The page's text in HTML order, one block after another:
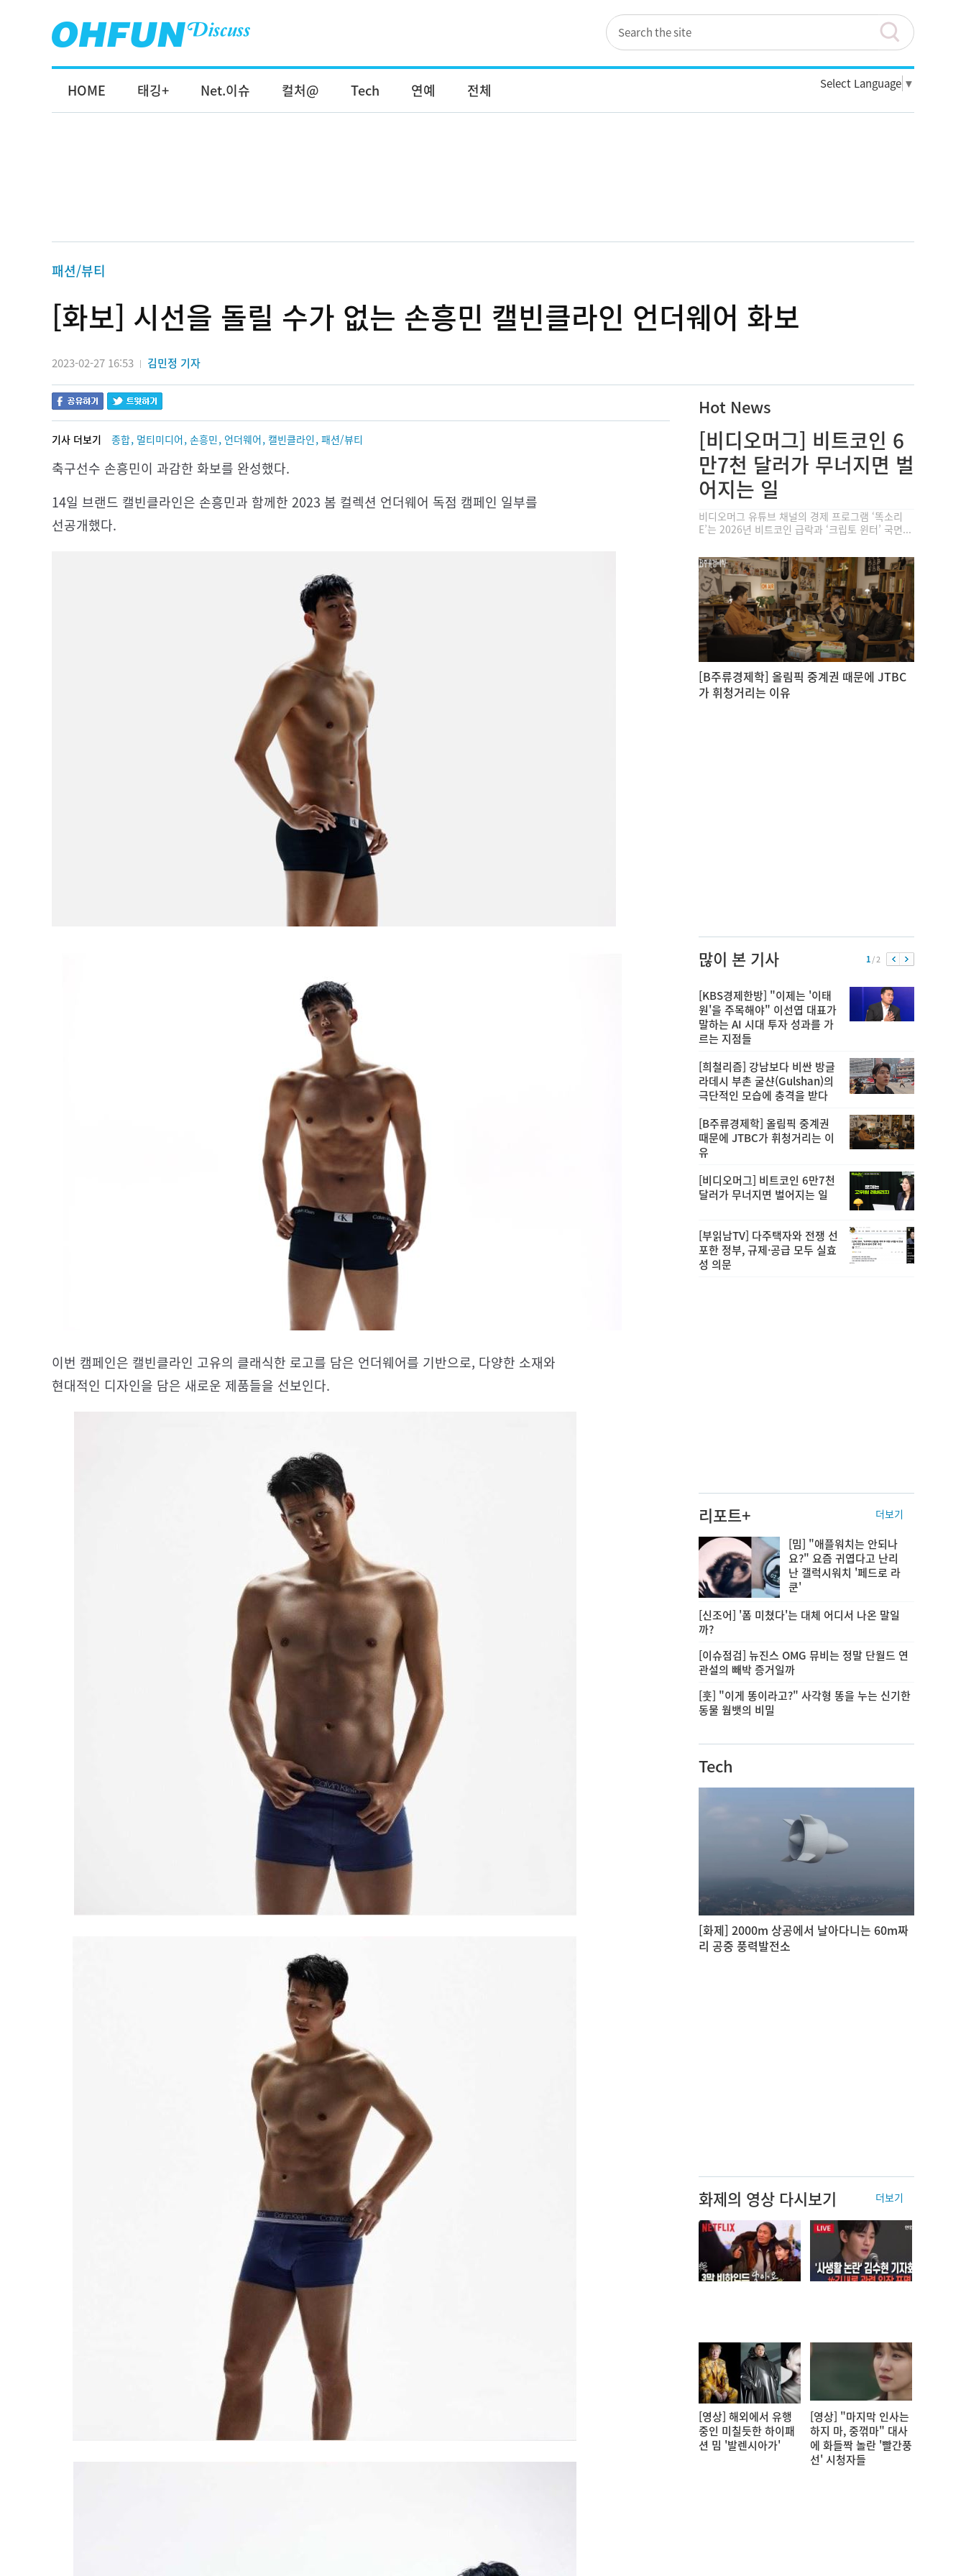
HOME 태깅+ Net.이슈 컬처@ Tech 연예 전체 Select Language ▼
패션/뷰티
[화보] 시선을 돌릴 수가 없는 손흥민 캘빈클라인 언더웨어 화보
2023-02-27 16:53 | 김민정 기자
기사 더보기 종합, 멀티미디어, 손흥민, 언더웨어, 캘빈클라인, 패션/뷰티
축구선수 손흥민이 과감한 화보를 완성했다.
14일 브랜드 캘빈클라인은 손흥민과 함께한 2023 봄 컬렉션 언더웨어 독점 캠페인 일부를
선공개했다.
이번 캠페인은 캘빈클라인 고유의 클래식한 로고를 담은 언더웨어를 기반으로, 다양한 소재와
현대적인 디자인을 담은 새로운 제품들을 선보인다.
Hot News
[비디오머그] 비트코인 6
만7천 달러가 무너지면 벌
어지는 일
비디오머그 유튜브 채널의 경제 프로그램 ‘똑소리
E’는 2026년 비트코인 급락과 ‘크립토 윈터’ 국면...
[B주류경제학] 올림픽 중계권 때문에 JTBC
가 휘청거리는 이유
많이 본 기사 1/ 2
[KBS경제한방] "이제는 '이태
원'을 주목해야" 이선엽 대표가
말하는 AI 시대 투자 성과를 가
르는 지점들
[희철리즘] 강남보다 비싼 방글
라데시 부촌 굴샨(Gulshan)의
극단적인 모습에 충격을 받다
[B주류경제학] 올림픽 중계권
때문에 JTBC가 휘청거리는 이
유
[비디오머그] 비트코인 6만7천
달러가 무너지면 벌어지는 일
[부읽남TV] 다주택자와 전쟁 선
포한 정부, 규제·공급 모두 실효
성 의문
리포트+ 더보기
[밈] "애플워치는 안되나
요?" 요즘 귀엽다고 난리
난 갤럭시워치 '페드로 라
쿤'
[신조어] '폼 미쳤다'는 대체 어디서 나온 말일
까?
[이슈점검] 뉴진스 OMG 뮤비는 정말 단월드 연
관설의 빼박 증거일까
[훗] "이게 똥이라고?" 사각형 똥을 누는 신기한
동물 웜뱃의 비밀
Tech
[화제] 2000m 상공에서 날아다니는 60m짜
리 공중 풍력발전소
화제의 영상 다시보기 더보기
[영상] 해외에서 유행
중인 미칠듯한 하이패
션 밈 '발렌시아가'
[영상] "마지막 인사는
하지 마, 중꺾마" 대사
에 화들짝 놀란 '빨간풍
선' 시청자들